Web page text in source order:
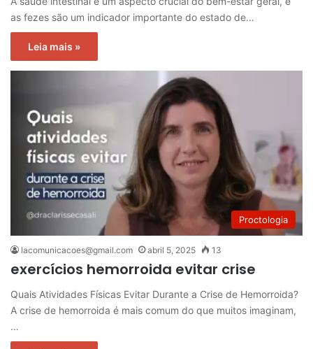
as fezes são um indicador importante do estado de…
Leia mais »
Proctologia
lacomunicacoes@gmail.com abril 5, 2025 13
exercícios hemorroida evitar crise
Quais Atividades Físicas Evitar Durante a Crise de Hemorroida?
A crise de hemorroida é mais comum do que muitos imaginam,
…